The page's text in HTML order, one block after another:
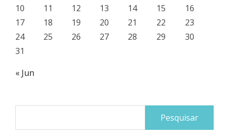
10
11 12 13 14 15
16
17
18 19 20 21 22
23
24
25 26 27 28 29
30
31
« Jun